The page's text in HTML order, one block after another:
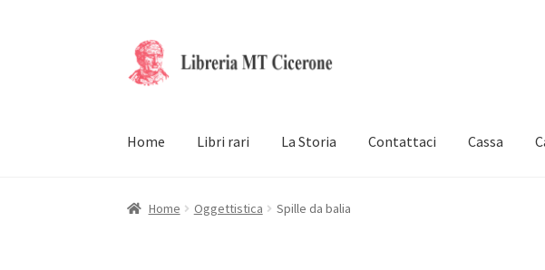
Vai
alla
Vai
al
Home Libri rari La Storia Contattaci Cassa
Home Oggettistica Spille da balia